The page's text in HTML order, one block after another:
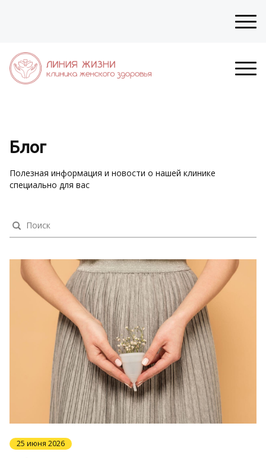
Блог
Полезная информация и новости о нашей клинике
специально для вас
25 июня 2026